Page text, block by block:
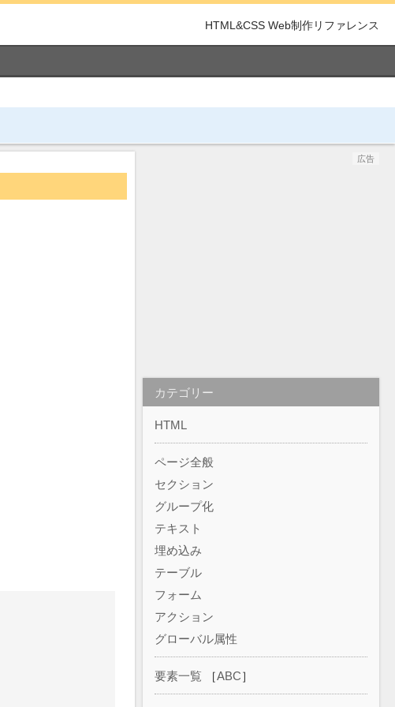
HTML&CSS Web制作リファレンス
広告
カテゴリー
HTML
ページ全般
セクション
グループ化
テキスト
埋め込み
テーブル
フォーム
アクション
グローバル属性
要素一覧 ［ABC］